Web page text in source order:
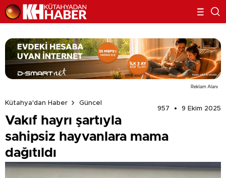
Reklam Alanı
Kütahya'dan Haber
Güncel
957
9 Ekim 2025
Vakıf hayrı şartıyla
sahipsiz hayvanlara mama
dağıtıldı